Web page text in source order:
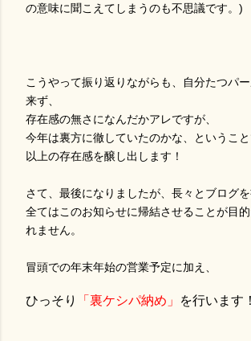
の意味に聞こえてしまうのも不思議です。)
こうやって振り返りながらも、自分たつパ
来ず、
存在感の無さになんだかアレですが、
今年は裏方に徹していたのかな、というこ
以上の存在感を醸し出します！
さて、最後になりましたが、長々とブログを
全てはこのお知らせに帰結させることが目
れません。
冒頭での年末年始の営業予定に加え、
ひっそり 「裏ケシパ納め」 を行います！